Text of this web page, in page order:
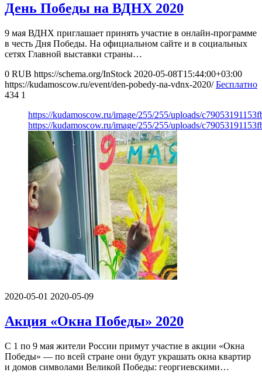
День Победы на ВДНХ 2020
9 мая ВДНХ приглашает принять участие в онлайн-программе
в честь Дня Победы. На официальном сайте и в социальных
сетях Главной выставки страны…
0 RUB https://schema.org/InStock 2020-05-08T15:44:00+03:00
https://kudamoscow.ru/event/den-pobedy-na-vdnx-2020/ Бесплатно
434 1
https://kudamoscow.ru/image/255/255/uploads/
https://kudamoscow.ru/image/255/255/uploads/
2020-05-01 2020-05-09
Акция «Окна Победы» 2020
С 1 по 9 мая жители России примут участие в акции «Окна
Победы» — по всей стране они будут украшать окна квартир
и домов символами Великой Победы: георгиевскими…